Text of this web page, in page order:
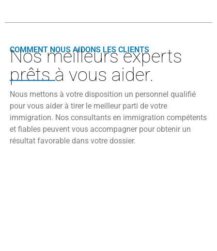
COMMENT NOUS AIDONS LES CLIENTS
Nos meilleurs experts
prêts à vous aider.
Nous mettons à votre disposition un personnel qualifié
pour vous aider à tirer le meilleur parti de votre
immigration. Nos consultants en immigration compétents
et fiables peuvent vous accompagner pour obtenir un
résultat favorable dans votre dossier.